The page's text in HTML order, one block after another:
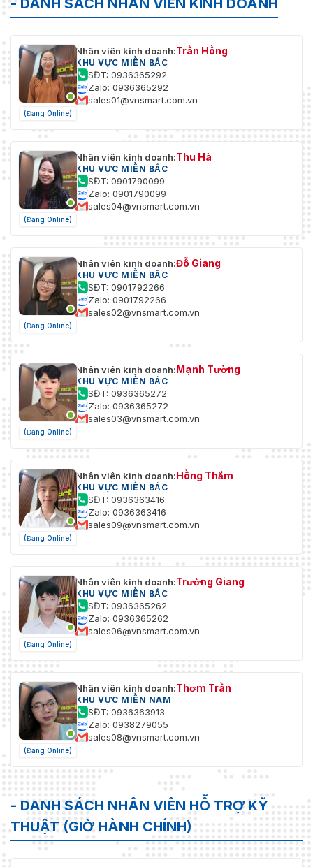
- DANH SÁCH NHÂN VIÊN KINH DOANH
(Đang Online)
Nhân viên kinh doanh:Trần Hồng
KHU VỰC MIỀN BẮC
SĐT: 0936365292
Zalo: 0936365292
sales01@vnsmart.com.vn
(Đang Online)
Nhân viên kinh doanh:Thu Hà
KHU VỰC MIỀN BẮC
SĐT: 0901790099
Zalo: 0901790099
sales04@vnsmart.com.vn
(Đang Online)
Nhân viên kinh doanh:Đỗ Giang
KHU VỰC MIỀN BẮC
SĐT: 0901792266
Zalo: 0901792266
sales02@vnsmart.com.vn
(Đang Online)
Nhân viên kinh doanh:Mạnh Tường
KHU VỰC MIỀN BẮC
SĐT: 0936365272
Zalo: 0936365272
sales03@vnsmart.com.vn
(Đang Online)
Nhân viên kinh doanh:Hồng Thắm
KHU VỰC MIỀN BẮC
SĐT: 0936363416
Zalo: 0936363416
sales09@vnsmart.com.vn
(Đang Online)
Nhân viên kinh doanh:Trường Giang
KHU VỰC MIỀN BẮC
SĐT: 0936365262
Zalo: 0936365262
sales06@vnsmart.com.vn
(Đang Online)
Nhân viên kinh doanh:Thơm Trần
KHU VỰC MIỀN NAM
SĐT: 0936363913
Zalo: 0938279055
sales08@vnsmart.com.vn
- DANH SÁCH NHÂN VIÊN HỖ TRỢ KỸ
THUẬT (GIỜ HÀNH CHÍNH)